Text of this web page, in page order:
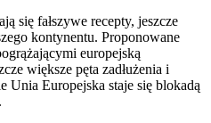
się fałszywe recepty, jeszcze
kontynentu. Proponowane
europejską
większe pęta zadłużenia i
Unia Europejska staje się blokadą